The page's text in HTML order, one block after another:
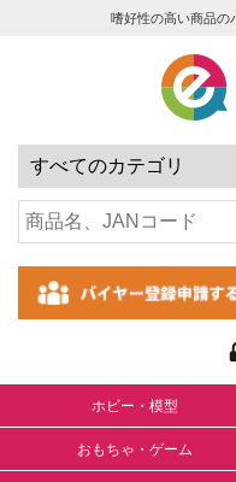
嗜好性の高い商品の
ホビー・模型
おもちゃ・ゲーム